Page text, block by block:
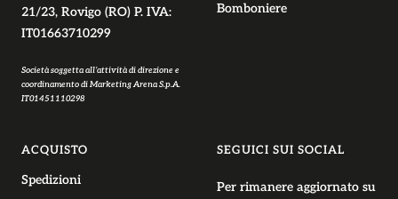
21/23, Rovigo (RO) P. IVA:
IT01663710299
Società soggetta all’attività di direzione e
coordinamento di Marketing Arena S.p.A.
IT01451110298
Bomboniere
ACQUISTO
Spedizioni
SEGUICI SUI SOCIAL
Per rimanere aggiornato su